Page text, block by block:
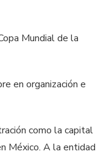
Mundial de la
en organización e
como la capital
México. A la entidad